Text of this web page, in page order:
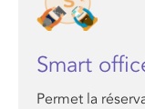
Smart
Permet la